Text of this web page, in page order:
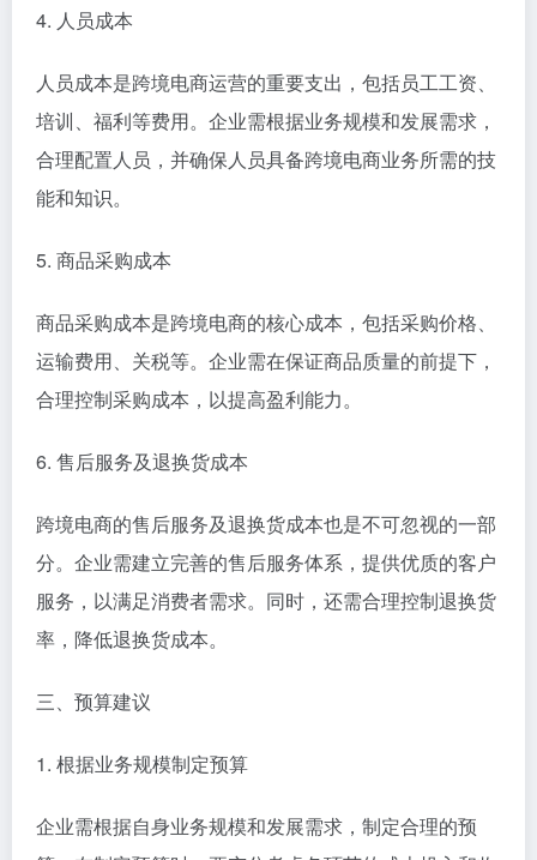
4. 人员成本
人员成本是跨境电商运营的重要支出，包括员工工资、
培训、福利等费用。企业需根据业务规模和发展需求，
合理配置人员，并确保人员具备跨境电商业务所需的技
能和知识。
5. 商品采购成本
商品采购成本是跨境电商的核心成本，包括采购价格、
运输费用、关税等。企业需在保证商品质量的前提下，
合理控制采购成本，以提高盈利能力。
6. 售后服务及退换货成本
跨境电商的售后服务及退换货成本也是不可忽视的一部
分。企业需建立完善的售后服务体系，提供优质的客户
服务，以满足消费者需求。同时，还需合理控制退换货
率，降低退换货成本。
三、预算建议
1. 根据业务规模制定预算
企业需根据自身业务规模和发展需求，制定合理的预